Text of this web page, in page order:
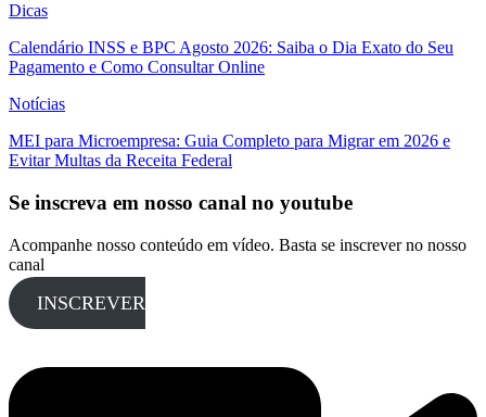
Dicas
Calendário INSS e BPC Agosto 2026: Saiba o Dia Exato do Seu
Pagamento e Como Consultar Online
Notícias
MEI para Microempresa: Guia Completo para Migrar em 2026 e
Evitar Multas da Receita Federal
Se inscreva em nosso canal no youtube
Acompanhe nosso conteúdo em vídeo. Basta se inscrever no nosso
canal
INSCREVER